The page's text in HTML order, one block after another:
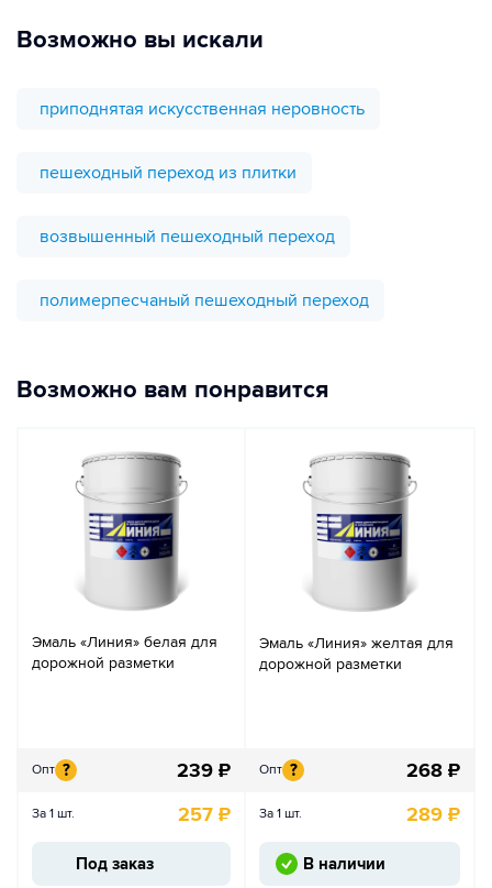
Возможно вы искали
приподнятая искусственная неровность
пешеходный переход из плитки
возвышенный пешеходный переход
полимерпесчаный пешеходный переход
Возможно вам понравится
Эмаль «Линия» белая для
дорожной разметки
Опт ? 239 ₽
За 1 шт. 257 ₽
Под заказ
Эмаль «Линия» желтая для
дорожной разметки
Опт ? 268 ₽
За 1 шт. 289 ₽
В наличии